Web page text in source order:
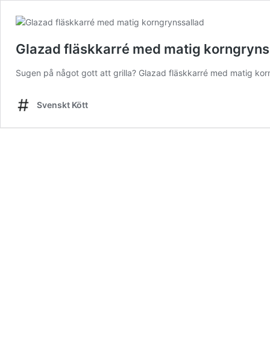
Glazad fläskkarré med matig
Sugen på något gott att grilla? Glazad fläskkarré med matig
Svenskt Kött